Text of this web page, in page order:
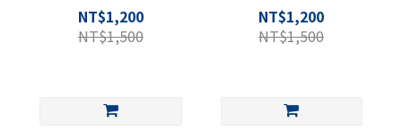
NT$1,200
NT$1,500
NT$1,200
NT$1,500